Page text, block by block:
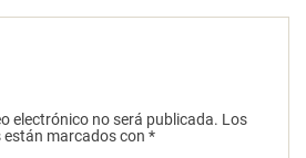
electrónico no será publicada. Los
marcados con *